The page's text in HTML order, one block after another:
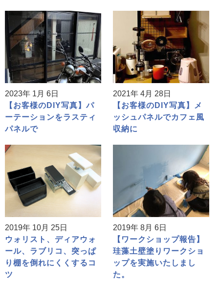
2023年 1月 6日
【お客様のDIY写真】パ
ーテーションをラスティ
パネルで
2021年 4月 28日
【お客様のDIY写真】メ
ッシュパネルでカフェ風
収納に
2019年 10月 25日
ウォリスト、ディアウォ
ール、ラブリコ、突っぱ
り棚を倒れにくくするコ
ツ
2019年 8月 6日
【ワークショップ報告】
珪藻土壁塗りワークショ
ップを実施いたしまし
た。